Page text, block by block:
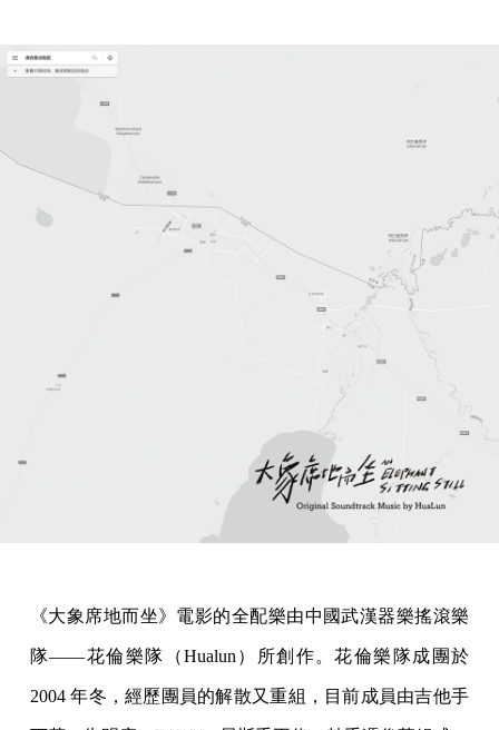
《大象席地而坐》電影的全配樂由中國武漢器樂搖滾樂
隊——花倫樂隊（Hualun）所創作。花倫樂隊成團於
2004 年冬，經歷團員的解散又重組，目前成員由吉他手